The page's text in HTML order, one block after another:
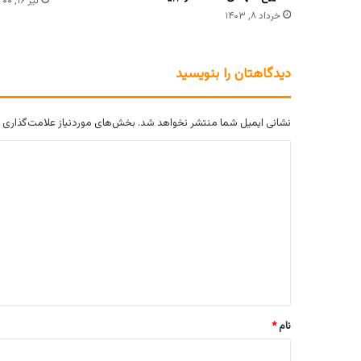
خرداد ۸, ۱۴۰۳
دیدگاهتان را بنویسید
نشانی ایمیل شما منتشر نخواهد شد. بخش‌های موردنیاز
نام*